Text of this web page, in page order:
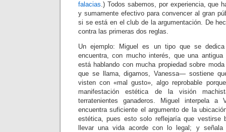
falacias.) Todos sabemos, por experiencia, que
y sumamente efectivo para convencer al gran
si se está en el club de la argumentación. De
contra las primeras dos reglas.
Un ejemplo: Miguel es un tipo que se
encuentra, con mucho interés, que una antigua
está hablando con mucha propiedad sobre
que se llama, digamos, Vanessa— sostiene
visten con «mal gusto», algo reprobable
manifestación estética de la visión
terratenientes ganaderos. Miguel interpela a
encuentra suficiente el argumento de la
estética, pues esto solo reflejaría que vestirse
llevar una vida acorde con lo legal; y señala